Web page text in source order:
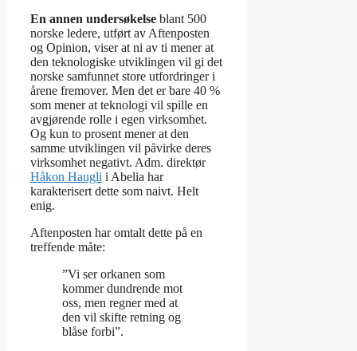
En annen undersøkelse blant 500
norske ledere, utført av Aftenposten
og Opinion, viser at ni av ti mener at
den teknologiske utviklingen vil gi det
norske samfunnet store utfordringer i
årene fremover. Men det er bare 40 %
som mener at teknologi vil spille en
avgjørende rolle i egen virksomhet.
Og kun to prosent mener at den
samme utviklingen vil påvirke deres
virksomhet negativt. Adm. direktør
Håkon Haugli i Abelia har
karakterisert dette som naivt. Helt
enig.
Aftenposten har omtalt dette på en
treffende måte:
”Vi ser orkanen som
kommer dundrende mot
oss, men regner med at
den vil skifte retning og
blåse forbi”.